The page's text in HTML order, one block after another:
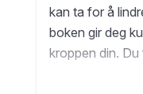
kan ta for å
boken gir deg
kroppen din.